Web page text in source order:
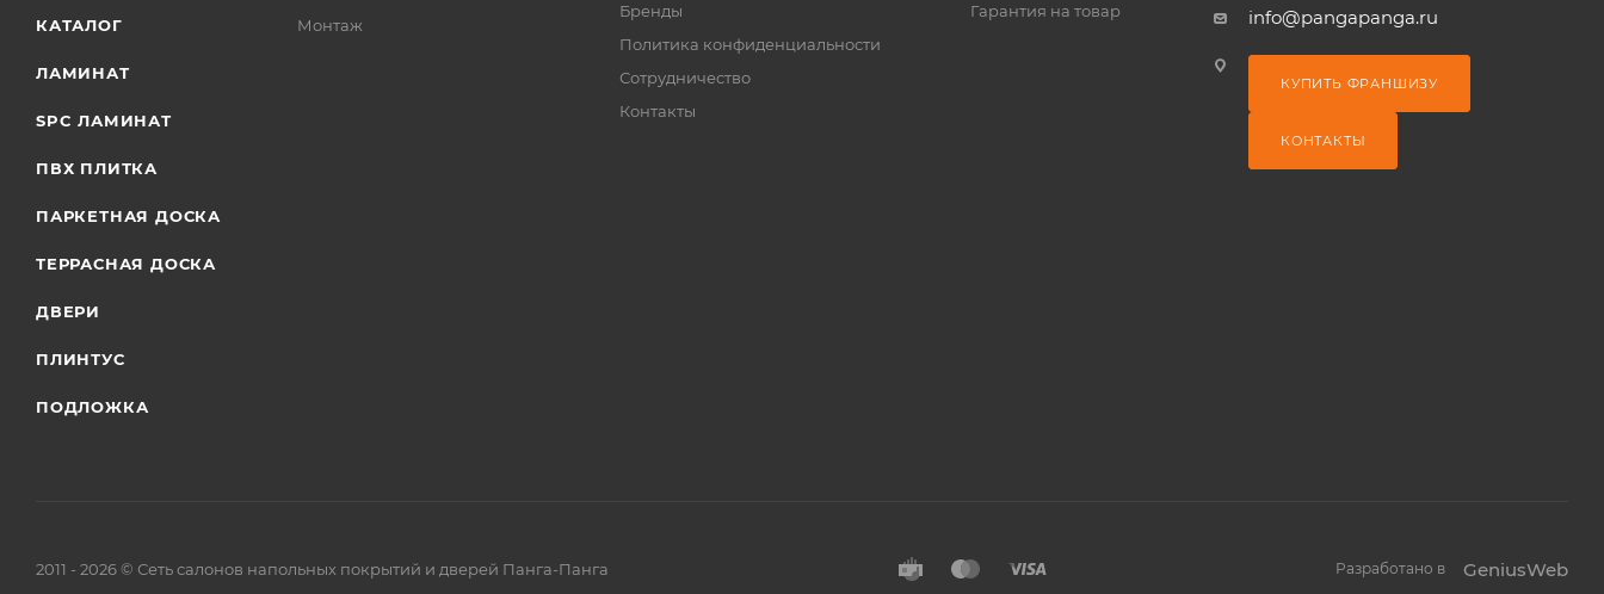
КАТАЛОГ
ЛАМИНАТ
SPC ЛАМИНАТ
ПВХ ПЛИТКА
ПАРКЕТНАЯ ДОСКА
ТЕРРАСНАЯ ДОСКА
ДВЕРИ
ПЛИНТУС
ПОДЛОЖКА
Монтаж
Бренды
Политика конфиденциальности
Сотрудничество
Контакты
Гарантия на товар
info@pangapanga.ru
КУПИТЬ ФРАНШИЗУ
КОНТАКТЫ
2011 - 2026 © Сеть салонов напольных покрытий и дверей Панга-Панга Разработано в GeniusWeb